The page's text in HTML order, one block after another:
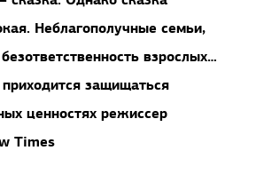
Неблагополучные семьи,
взрослых…
защищаться
ценностях режиссер
Times